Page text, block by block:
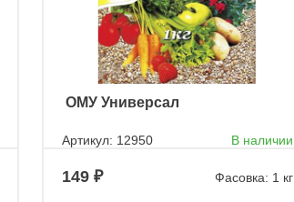
ㅤ ОМУ Универсал
Артикул: 12950 В наличии
149 Фасовка: 1 кг